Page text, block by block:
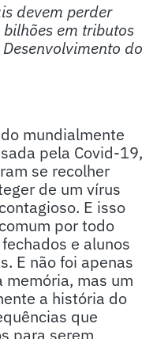
devem perder
em tributos
do
mundialmente
pela Covid-19,
se recolher
de um vírus
E isso
por todo
e alunos
E não foi apenas
memória, mas um
a história do
que
para serem